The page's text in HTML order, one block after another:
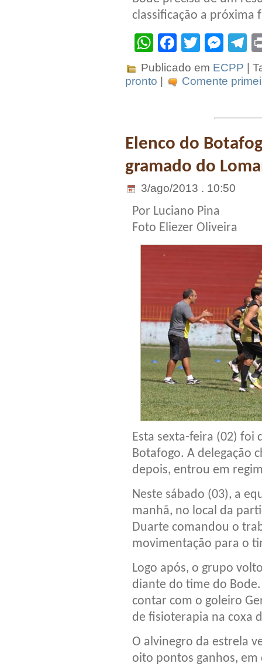
classificação a próxima
WhatsApp
Facebook
Twitter
Publicado em ECPP |
pronto
Comente
Elenco do
gramado do
3/ago/2013 . 10:50
Por Luciano Pina
Foto Eliezer Oliveira
Esta sexta-feira (02) foi
Botafogo. A delegação
depois, entrou em
Neste sábado (03), a
manhã, no local da
Duarte comandou o
movimentação para o
Logo após, o grupo
diante do time do
contar com o goleiro
de fisioterapia na coxa
O alvinegro da estrela
oito pontos ganhos,